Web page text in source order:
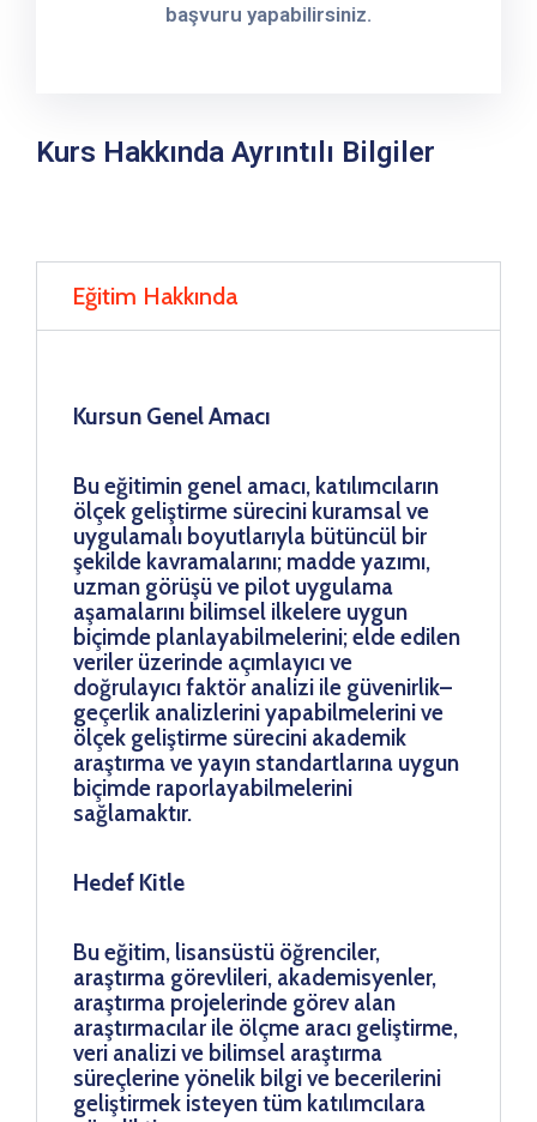
başvuru yapabilirsiniz.
Kurs Hakkında Ayrıntılı Bilgiler
Eğitim Hakkında
Kursun Genel Amacı
Bu eğitimin genel amacı, katılımcıların
ölçek geliştirme sürecini kuramsal ve
uygulamalı boyutlarıyla bütüncül bir
şekilde kavramalarını; madde yazımı,
uzman görüşü ve pilot uygulama
aşamalarını bilimsel ilkelere uygun
biçimde planlayabilmelerini; elde edilen
veriler üzerinde açımlayıcı ve
doğrulayıcı faktör analizi ile güvenirlik–
geçerlik analizlerini yapabilmelerini ve
ölçek geliştirme sürecini akademik
araştırma ve yayın standartlarına uygun
biçimde raporlayabilmelerini
sağlamaktır.
Hedef Kitle
Bu eğitim, lisansüstü öğrenciler,
araştırma görevlileri, akademisyenler,
araştırma projelerinde görev alan
araştırmacılar ile ölçme aracı geliştirme,
veri analizi ve bilimsel araştırma
süreçlerine yönelik bilgi ve becerilerini
geliştirmek isteyen tüm katılımcılara